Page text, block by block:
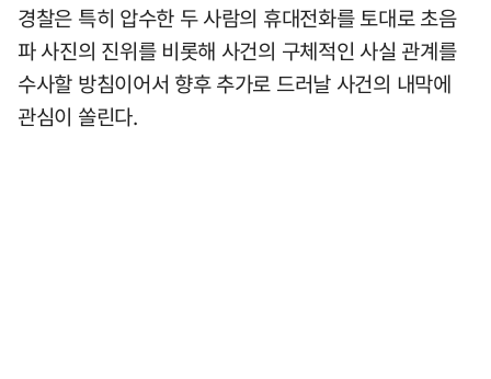
경찰은 특히 압수한 두 사람의 휴대전화를 토대로 초음
파 사진의 진위를 비롯해 사건의 구체적인 사실 관계를
수사할 방침이어서 향후 추가로 드러날 사건의 내막에
관심이 쏠린다.